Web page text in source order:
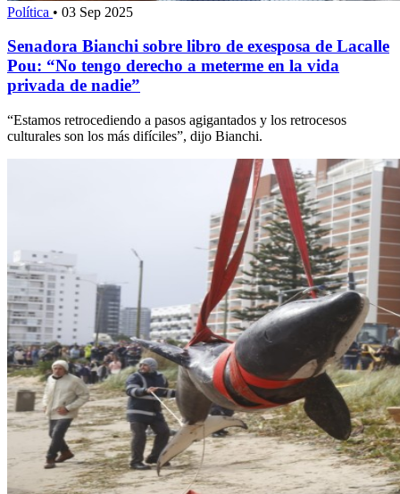
Política • 03 Sep 2025
Senadora Bianchi sobre libro de exesposa de Lacalle
Pou: “No tengo derecho a meterme en la vida
privada de nadie”
“Estamos retrocediendo a pasos agigantados y los retrocesos
culturales son los más difíciles”, dijo Bianchi.